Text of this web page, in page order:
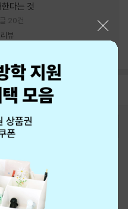
다는 것
20건
뷰
품
팅상담
자 정보
침
청소년보호정책